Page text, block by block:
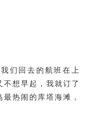
们回去的航班在上
想早起，我就订了
热闹的库塔海滩，